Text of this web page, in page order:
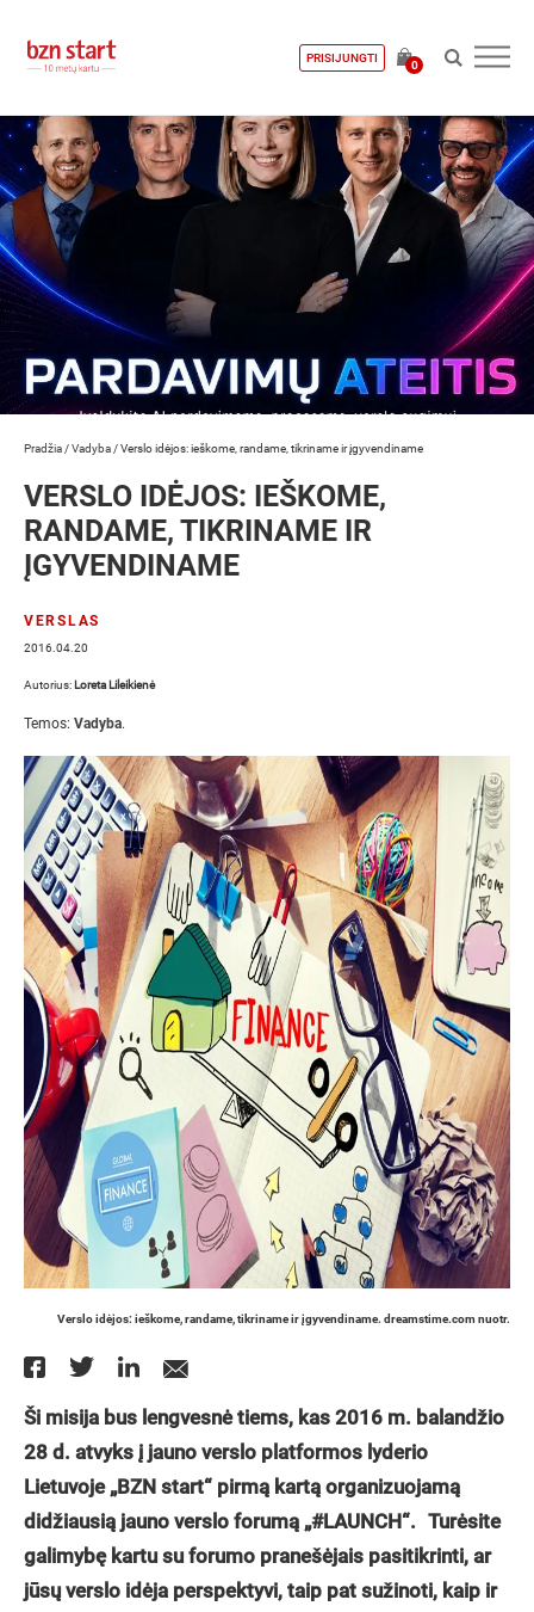
PRISIJUNGTI
0
Pradžia /Vadyba /Verslo idėjos: ieškome, randame, tikriname ir įgyvendiname
VERSLO IDĖJOS: IEŠKOME,
RANDAME, TIKRINAME IR
ĮGYVENDINAME
VERSLAS
2016.04.20
Autorius: Loreta Lileikienė
Temos: Vadyba.
Verslo idėjos: ieškome, randame, tikriname ir įgyvendiname. dreamstime.com nuotr.
Ši misija bus lengvesnė tiems, kas 2016 m. balandžio
28 d. atvyks į jauno verslo platformos lyderio
Lietuvoje „BZN start“ pirmą kartą organizuojamą
didžiausią jauno verslo forumą „#LAUNCH“. Turėsite
galimybę kartu su forumo pranešėjais pasitikrinti, ar
jūsų verslo idėja perspektyvi, taip pat sužinoti, kaip ir